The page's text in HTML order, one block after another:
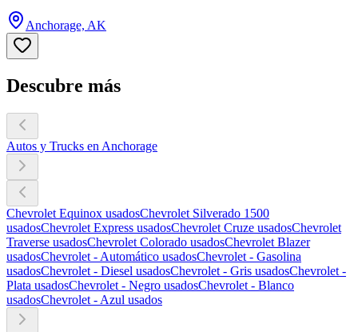
Anchorage, AK
Descubre más
Autos y Trucks en Anchorage
Chevrolet Equinox usadosChevrolet Silverado 1500
usadosChevrolet Express usadosChevrolet Cruze usadosChevrolet
Traverse usadosChevrolet Colorado usadosChevrolet Blazer
usadosChevrolet - Automático usadosChevrolet - Gasolina
usadosChevrolet - Diesel usadosChevrolet - Gris usadosChevrolet -
Plata usadosChevrolet - Negro usadosChevrolet - Blanco
usadosChevrolet - Azul usados